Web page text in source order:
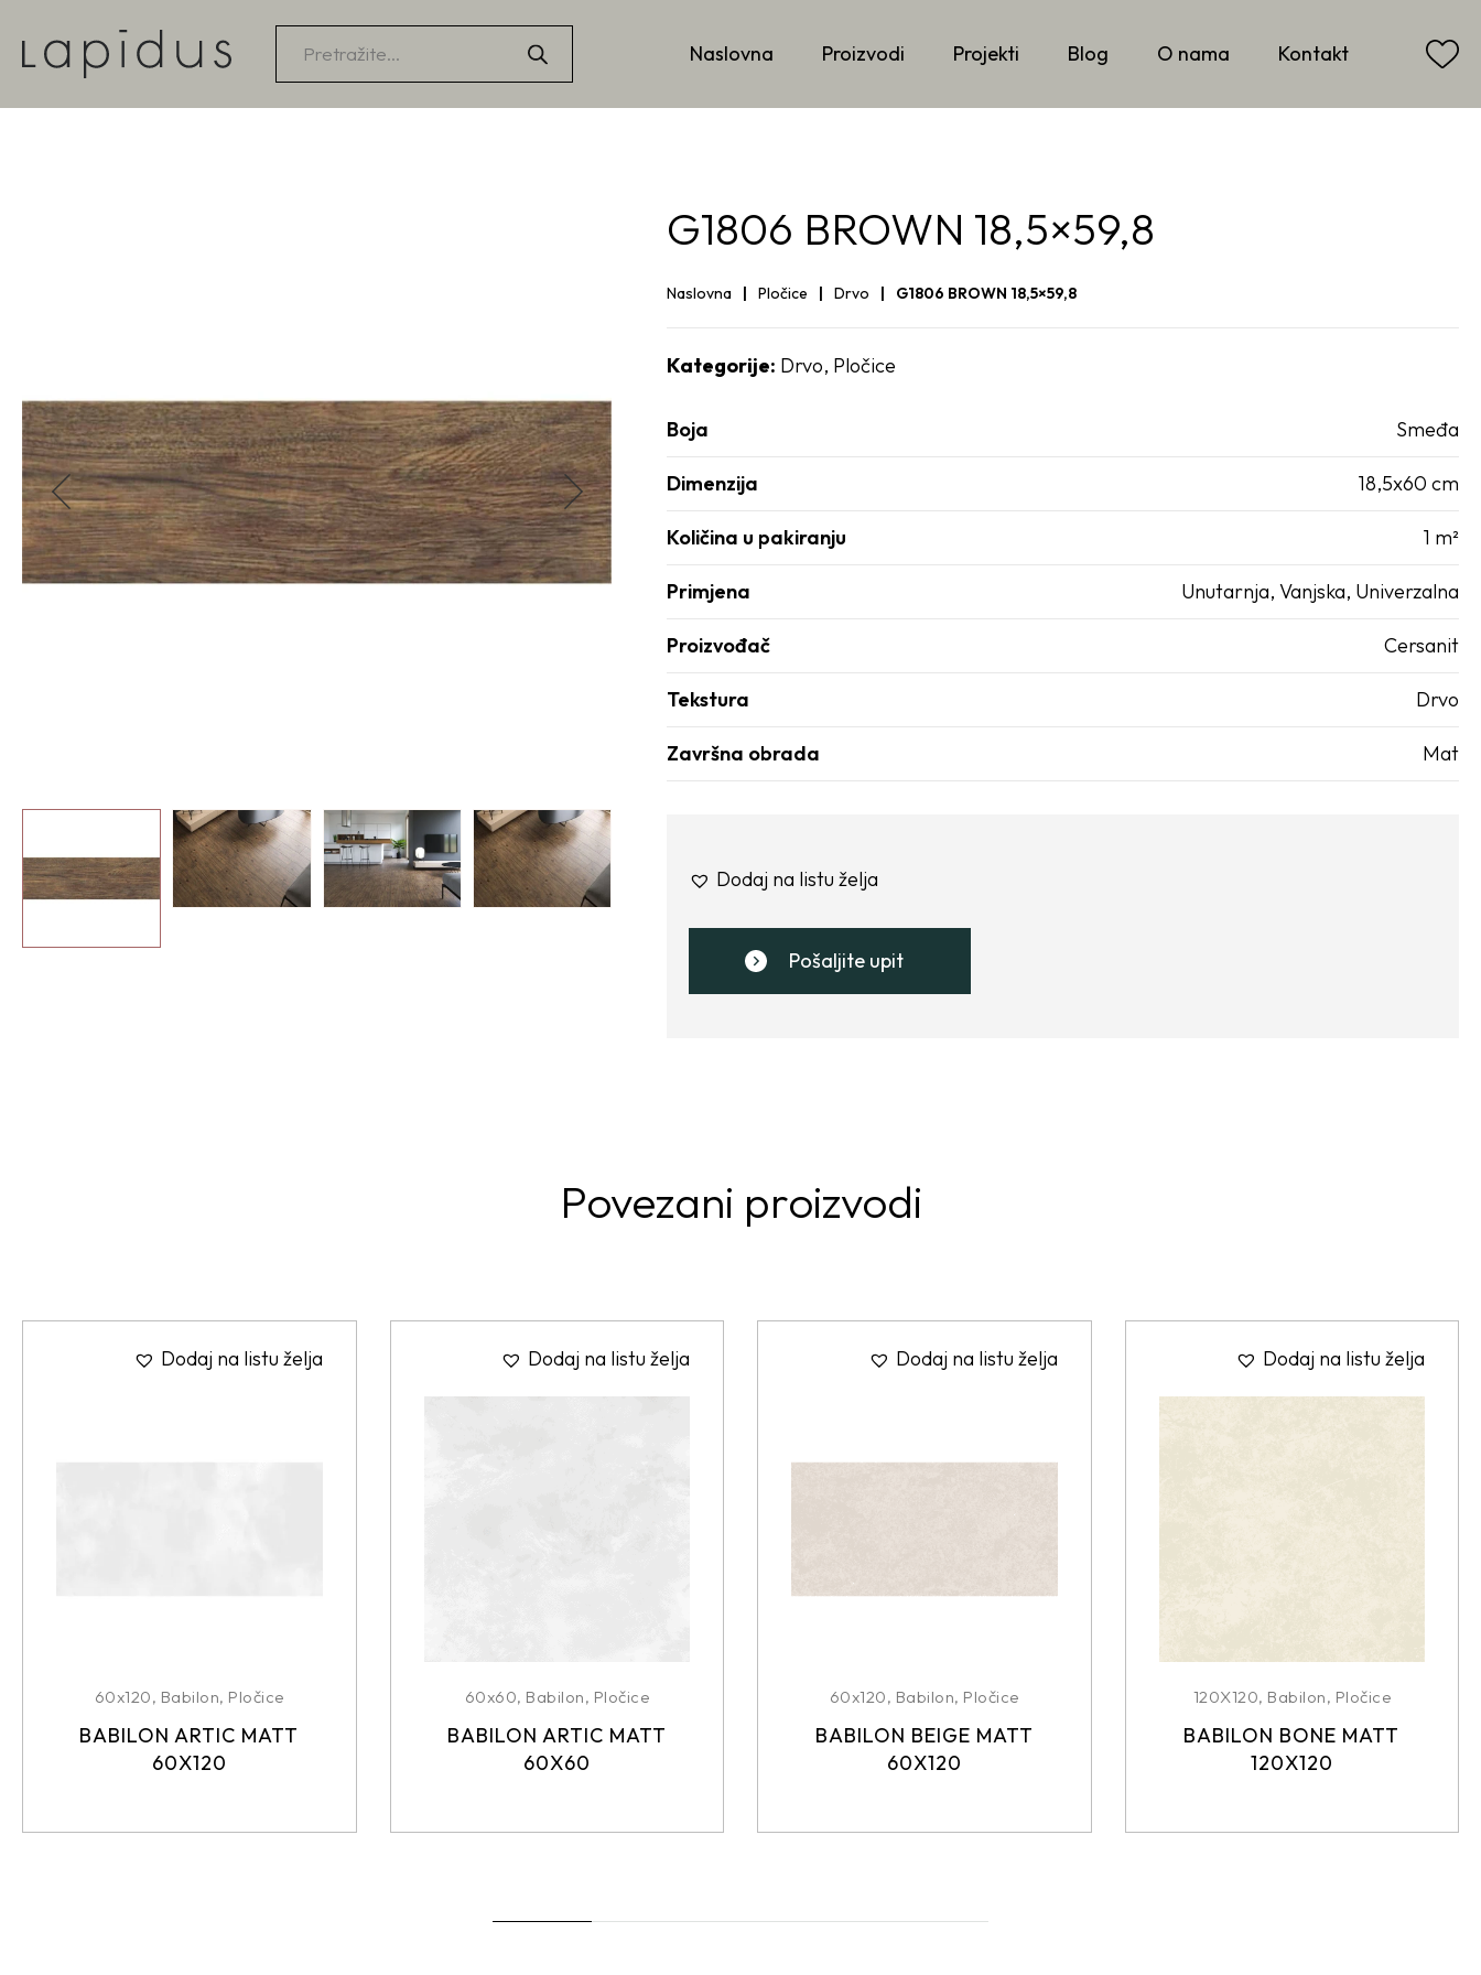
Products
search
Naslovna Proizvodi Projekti Blog O nama Kontakt
G1806 BROWN 18,5×59,8
Naslovna Pločice Drvo G1806 BROWN 18,5×59,8
Kategorije: Drvo, Pločice
Boja Smeđa
Dimenzija 18,5x60 cm
Količina u pakiranju 1 m²
Primjena Unutarnja, Vanjska, Univerzalna
Proizvođač Cersanit
Tekstura Drvo
Završna obrada Mat
Dodaj na listu želja
Pošaljite upit
Povezani proizvodi
Dodaj na listu želja
60x120, Babilon, Pločice
BABILON ARTIC MATT
60X120
Dodaj na listu želja
60x60, Babilon, Pločice
BABILON ARTIC MATT
60X60
Dodaj na listu želja
60x120, Babilon, Pločice
BABILON BEIGE MATT
60X120
Dodaj na listu želja
120X120, Babilon, Pločice
BABILON BONE MATT
120X120